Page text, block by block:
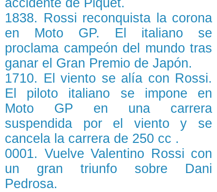
accidente de Piquet.
1838. Rossi reconquista la corona
en Moto GP. El italiano se
proclama campeón del mundo tras
ganar el Gran Premio de Japón.
1710. El viento se alía con Rossi.
El piloto italiano se impone en
Moto GP en una carrera
suspendida por el viento y se
cancela la carrera de 250 cc .
0001. Vuelve Valentino Rossi con
un gran triunfo sobre Dani
Pedrosa.